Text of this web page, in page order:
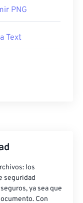
PNG
Text
los
seguridad
ya sea que
Con